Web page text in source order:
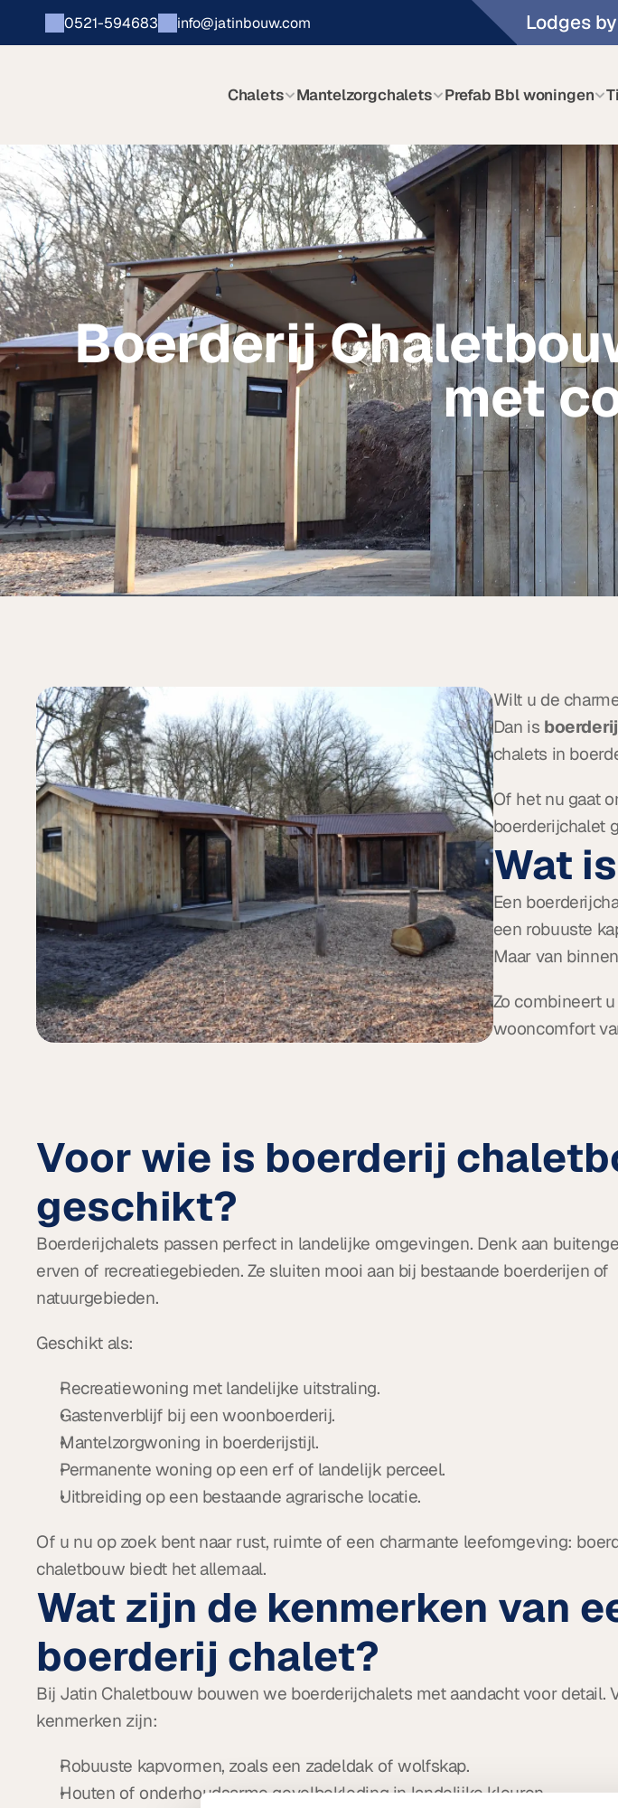
0521-594683 info@jatinbouw.com Lodges
Chalets Mantelzorgchalets Prefab Bbl woningen
Boerderij
met
Wilt u de
Dan is
chalets in
Of het nu gaat
boerderijchalet
Wat
Een
een robuuste
Maar van
Zo combineert
wooncomfort
Voor wie is boerderij
geschikt?
Boerderijchalets passen perfect in landelijke omgevingen. Denk aan
erven of recreatiegebieden. Ze sluiten mooi aan bij bestaande boerderijen of
natuurgebieden.
Geschikt als:
Recreatiewoning met landelijke uitstraling.
Gastenverblijf bij een woonboerderij.
Mantelzorgwoning in boerderijstijl.
Permanente woning op een erf of landelijk perceel.
Uitbreiding op een bestaande agrarische locatie.
Of u nu op zoek bent naar rust, ruimte of een charmante leefomgeving:
chaletbouw biedt het allemaal.
Wat zijn de kenmerken van
boerderij chalet?
Bij Jatin Chaletbouw bouwen we boerderijchalets met aandacht voor detail.
kenmerken zijn:
Robuuste kapvormen, zoals een zadeldak of wolfskap.
Houten of onderhoudsarme gevelbekleding in landelijke kleuren.